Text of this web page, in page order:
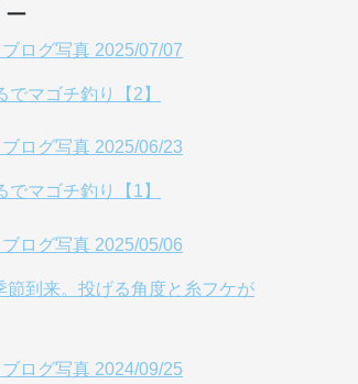
ー
マゴチ釣り【2】
マゴチ釣り【1】
節到来。投げる角度と糸フケが